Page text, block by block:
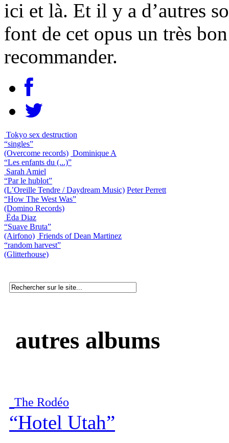
ici et là. Et il y a d’autres
font de cet opus un très
recommander.
Tokyo sex destruction
“singles”
(Overcome records) Dominique A
“Les enfants du (...)”
Sarah Amiel
“Par le hublot”
(L’Oreille Tendre / Daydream Music) Peter Perrett
“How The West Was”
(Domino Records)
Ëda Diaz
“Suave Bruta”
(Airfono) Friends of Dean Martinez
“random harvest”
(Glitterhouse)
autres albums
The Rodéo
“Hotel Utah”